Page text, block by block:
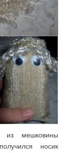
из мешковины
носик